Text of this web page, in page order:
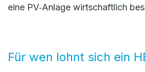
eine PV‑Anlage wirtschaftlich
Für wen lohnt sich ein